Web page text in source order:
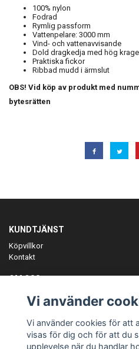
100% nylon
Fodrad
Rymlig passform
Vattenpelare: 3000 mm
Vind- och vattenavvisande
Dold dragkedja med hög krage
Praktiska fickor
Ribbad mudd i ärmslut
OBS! Vid köp av produkt med
bytesrätten
KUNDTJÄNST
Köpvillkor
Kontakt
OM OSS
ANMÄL DIG TILL VÅRT
Vi använder
Vi använder cookies för att
visas för dig och för att du
upplevelse när du handlar